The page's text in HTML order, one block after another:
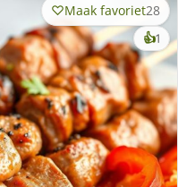
Maak favoriet28
👍1